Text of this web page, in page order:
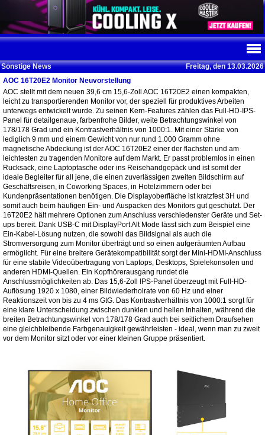
Sonstige News
Freitag, den 13.03.2026
AOC 16T20E2 Monitor Neuvorstellung
AOC stellt mit dem neuen 39,6 cm 15,6-Zoll AOC 16T20E2 einen kompakten,
leicht zu transportierenden Monitor vor, der speziell für produktives Arbeiten
unterwegs entwickelt wurde. Zu seinen Kern-Features zählen das Full-HD-IPS-
Panel für detailgenaue, farbenfrohe Bilder, weite Betrachtungswinkel von
178/178 Grad und ein Kontrastverhältnis von 1000:1. Mit einer Stärke von
lediglich 9 mm und einem Gewicht von nur rund 1.000 Gramm ohne
magnetische Abdeckung ist der AOC 16T20E2 einer der flachsten und am
leichtesten zu tragenden Monitore auf dem Markt. Er passt problemlos in einen
Rucksack, eine Laptoptasche oder ins Reisehandgepäck und ist somit der
ideale Begleiter für all jene, die einen zuverlässigen zweiten Bildschirm auf
Geschäftsreisen, in Coworking Spaces, in Hotelzimmern oder bei
Kundenpräsentationen benötigen. Die Displayoberfläche ist kratzfest 3H und
somit auch beim häufigen Ein- und Auspacken des Monitors gut geschützt. Der
16T20E2 hält mehrere Optionen zum Anschluss verschiedenster Geräte und Set-
ups bereit. Dank USB-C mit DisplayPort Alt Mode lässt sich zum Beispiel eine
Ein-Kabel-Lösung nutzen, die sowohl das Bildsignal als auch die
Stromversorgung zum Monitor überträgt und so einen aufgeräumten Aufbau
ermöglicht. Für eine breitere Gerätekompatibilität sorgt der Mini-HDMI-Anschluss
für eine stabile Videoübertragung von Laptops, Desktops, Spielekonsolen und
anderen HDMI-Quellen. Ein Kopfhörerausgang rundet die
Anschlussmöglichkeiten ab. Das 15,6-Zoll IPS-Panel überzeugt mit Full-HD-
Auflösung 1920 x 1080, einer Bildwiederholrate von 60 Hz und einer
Reaktionszeit von bis zu 4 ms GtG. Das Kontrastverhältnis von 1000:1 sorgt für
eine klare Unterscheidung zwischen dunklen und hellen Inhalten, während die
breiten Betrachtungswinkel von 178/178 Grad auch bei seitlichem Draufsehen
eine gleichbleibende Farbgenauigkeit gewährleisten - ideal, wenn man zu zweit
vor dem Monitor sitzt oder vor einer kleinen Gruppe präsentiert.